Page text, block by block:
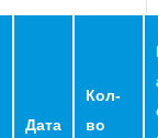
Дата
Кол-
во